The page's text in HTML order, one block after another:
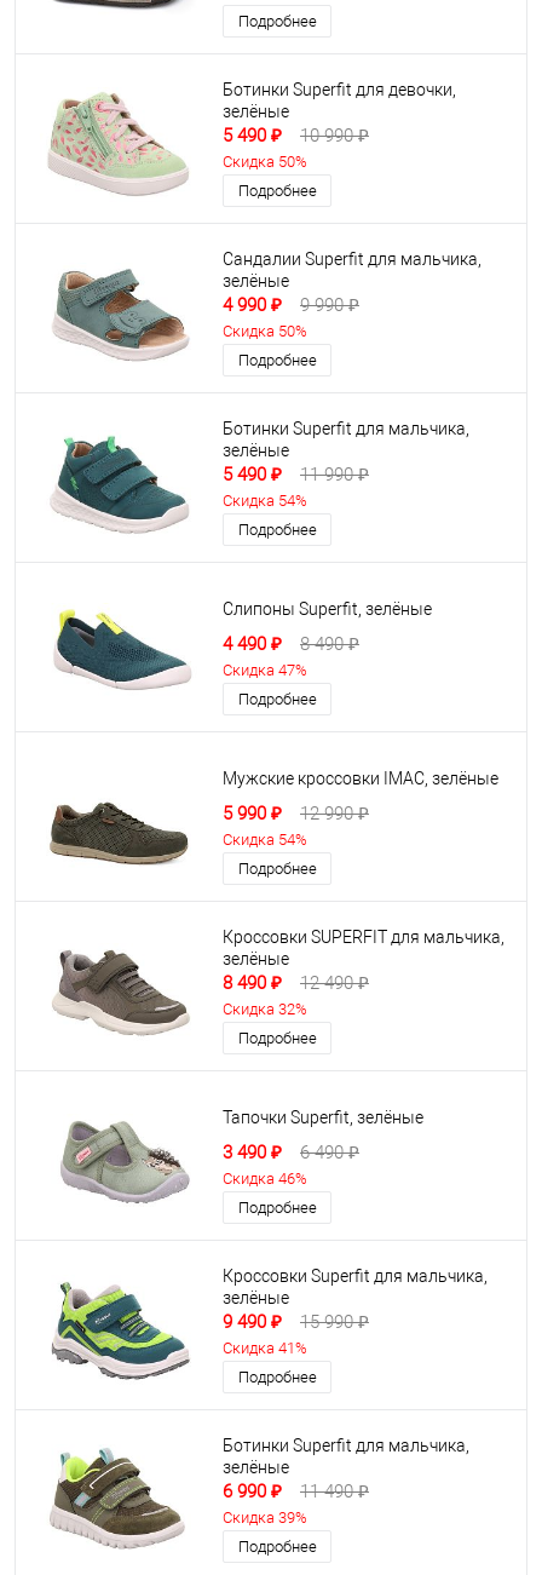
Подробнее
Ботинки Superfit для девочки,
зелёные
5 490 ₽ 10 990 ₽
Скидка 50%
Подробнее
Сандалии Superfit для мальчика,
зелёные
4 990 ₽ 9 990 ₽
Скидка 50%
Подробнее
Ботинки Superfit для мальчика,
зелёные
5 490 ₽ 11 990 ₽
Скидка 54%
Подробнее
Слипоны Superfit, зелёные
4 490 ₽ 8 490 ₽
Скидка 47%
Подробнее
Мужские кроссовки IMAC, зелёные
5 990 ₽ 12 990 ₽
Скидка 54%
Подробнее
Кроссовки SUPERFIT для мальчика,
зелёные
8 490 ₽ 12 490 ₽
Скидка 32%
Подробнее
Тапочки Superfit, зелёные
3 490 ₽ 6 490 ₽
Скидка 46%
Подробнее
Кроссовки Superfit для мальчика,
зелёные
9 490 ₽ 15 990 ₽
Скидка 41%
Подробнее
Ботинки Superfit для мальчика,
зелёные
6 990 ₽ 11 490 ₽
Скидка 39%
Подробнее